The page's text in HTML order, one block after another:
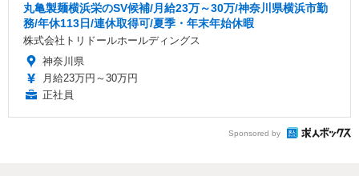
丸亀製麺横浜栄のSV候補/月給23万～30万/神奈川県横浜市勤
務/年休113日/連休取得可/夏季・年末年始休暇
株式会社トリドールホールディングス
神奈川県
月給23万円～30万円
正社員
Sponsored by